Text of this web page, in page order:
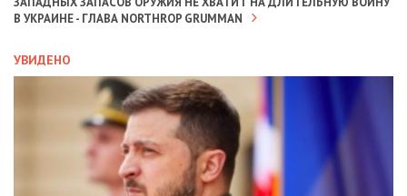
В УКРАИНЕ - ГЛАВА NORTHROP GRUMMAN
УВИДЕНО